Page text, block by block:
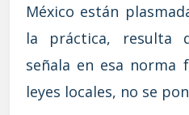
México están
la práctica, resulta
señala en esa norma
leyes locales, no se